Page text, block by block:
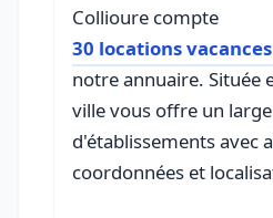
Collioure compte
30 locations vacances
notre annuaire. Située
ville vous offre un
d'établissements avec
coordonnées et